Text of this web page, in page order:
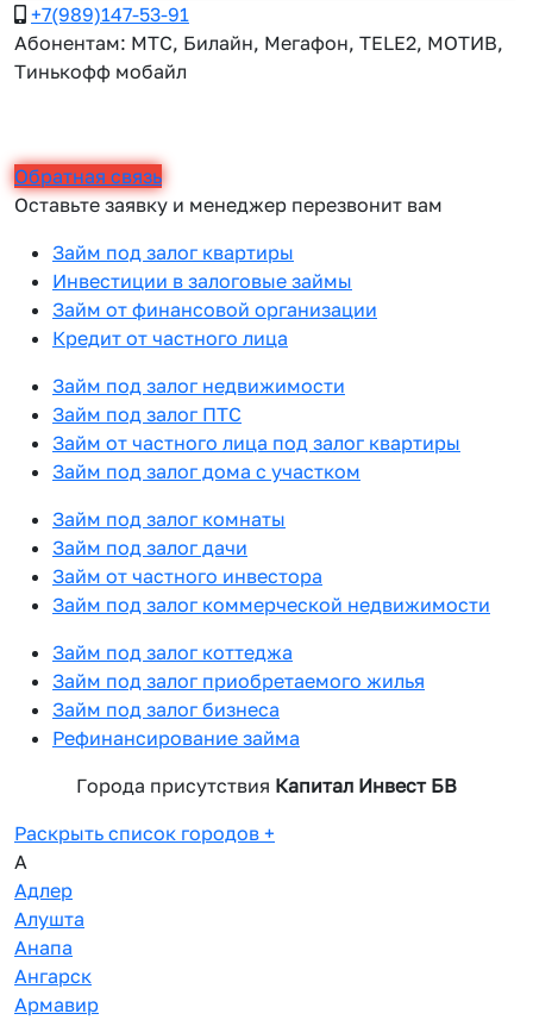
+7(989)147-53-91
Абонентам: МТС, Билайн, Мегафон, TELE2, МОТИВ,
Тинькофф мобайл
Обратная связь
Оставьте заявку и менеджер перезвонит вам
Займ под залог квартиры
Инвестиции в залоговые займы
Займ от финансовой организации
Кредит от частного лица
Займ под залог недвижимости
Займ под залог ПТС
Займ от частного лица под залог квартиры
Займ под залог дома с участком
Займ под залог комнаты
Займ под залог дачи
Займ от частного инвестора
Займ под залог коммерческой недвижимости
Займ под залог коттеджа
Займ под залог приобретаемого жилья
Займ под залог бизнеса
Рефинансирование займа
Города присутствия Капитал Инвест БВ
Раскрыть список городов +
А
Адлер
Алушта
Анапа
Ангарск
Армавир